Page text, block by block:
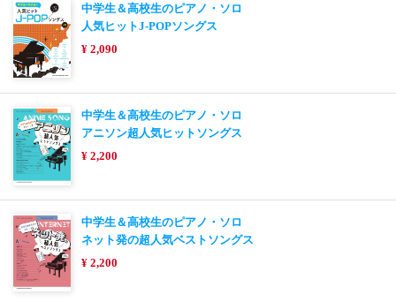
中学生＆高校生のピアノ・ソロ
人気ヒットJ-POPソングス
¥ 2,090
中学生＆高校生のピアノ・ソロ
アニソン超人気ヒットソングス
¥ 2,200
中学生＆高校生のピアノ・ソロ
ネット発の超人気ベストソングス
¥ 2,200